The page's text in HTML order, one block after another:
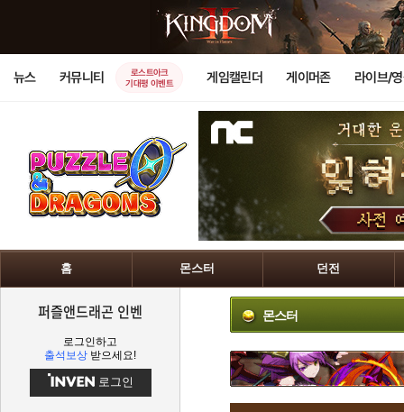
뉴스 커뮤니티
로스트아크
기대평 이벤트
게임캘린더 게이머존 라이브/
홈 몬스터 던전
퍼즐앤드래곤 인벤
로그인하고
출석보상 받으세요!
로그인
몬스터